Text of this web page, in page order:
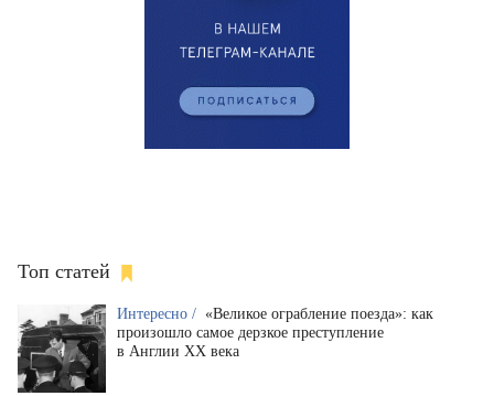
Топ статей
Интересно / «Великое ограбление поезда»: как
произошло самое дерзкое преступление
в Англии XX века